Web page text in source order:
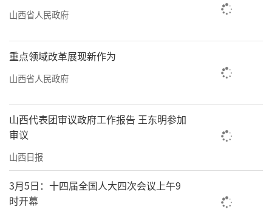
山西省人民政府
重点领域改革展现新作为
山西省人民政府
山西代表团审议政府工作报告 王东明参加
审议
山西日报
3月5日：十四届全国人大四次会议上午9
时开幕